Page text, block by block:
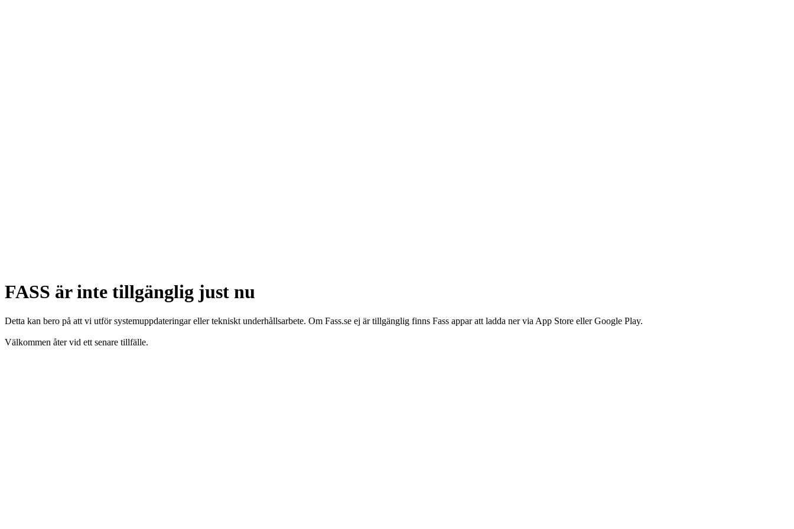
FASS är inte tillgänglig just nu
Detta kan bero på att vi utför systemuppdateringar eller tekniskt underhållsarbete. Om Fass.se ej är tillgänglig finns Fass appar att ladda ner via App Store eller Google Play.
Välkommen åter vid ett senare tillfälle.